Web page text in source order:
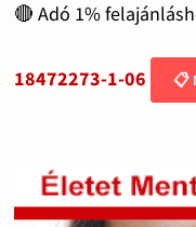
🔴 Adó 1%
18472273-1-06 📋